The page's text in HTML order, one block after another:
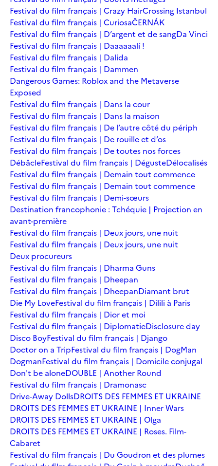
Festival du film français | Crazy HairCrossing Istanbul
Festival du film français | CuriosaČERNÁK
Festival du film français | D’argent et de sangDa Vinci
Festival du film français | Daaaaaalí !
Festival du film français | Dalida
Festival du film français | Dammen
Dangerous Games: Roblox and the Metaverse
Exposed
Festival du film français | Dans la cour
Festival du film français | Dans la maison
Festival du film français | De l’autre côté du périph
Festival du film français | De rouille et d’os
Festival du film français | De toutes nos forces
DébâcleFestival du film français | DégusteDélocalisés
Festival du film français | Demain tout commence
Festival du film français | Demain tout commence
Festival du film français | Demi-sœurs
Destination francophonie : Tchéquie | Projection en
avant-première
Festival du film français | Deux jours, une nuit
Festival du film français | Deux jours, une nuit
Deux procureurs
Festival du film français | Dharma Guns
Festival du film français | Dheepan
Festival du film français | DheepanDiamant brut
Die My LoveFestival du film français | Dilili à Paris
Festival du film français | Dior et moi
Festival du film français | DiplomatieDisclosure day
Disco BoyFestival du film français | Django
Doctor on a TripFestival du film français | DogMan
DogmanFestival du film français | Domicile conjugal
Don't be aloneDOUBLE | Another Round
Festival du film français | Dramonasc
Drive-Away DollsDROITS DES FEMMES ET UKRAINE
DROITS DES FEMMES ET UKRAINE | Inner Wars
DROITS DES FEMMES ET UKRAINE | Olga
DROITS DES FEMMES ET UKRAINE | Roses. Film-
Cabaret
Festival du film français | Du Goudron et des plumes